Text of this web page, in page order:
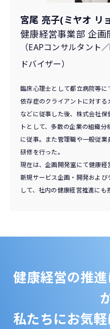
宮尾 亮子(ミヤオ リ
健康経営事業部 企画
（EAPコンサルタント／
ドバイザー）
臨床心理士として都立病院等
依存症のクライアントに対す
などに従事した後、株式会社
トとして、多数の企業の組織
に従事。また管理職や一般従
研修を行った。
現在は、企画開発室にて健康
新規サービス企画・開発およ
して、社内の健康経営推進にも
健康経営の推
私たちにお気